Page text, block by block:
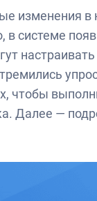
изменения в
системе
чтобы
Далее —